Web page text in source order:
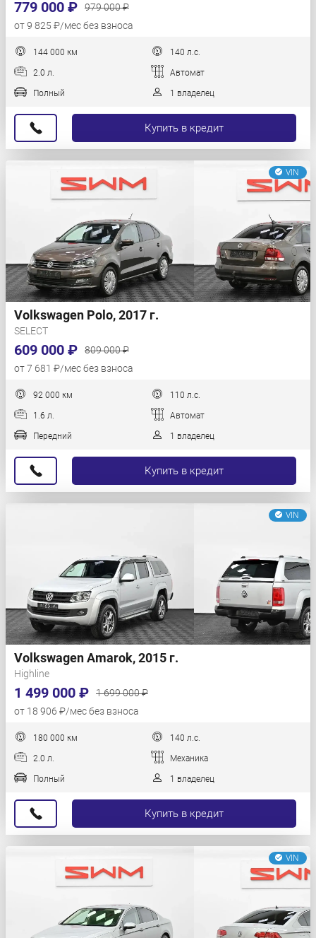
779 000 ₽
979 000 ₽
от 9 825 ₽/мес без взноса
144 000 км 140 л.с.
2.0 л. Автомат
Полный 1 владелец
Купить в кредит
VIN
Volkswagen Polo, 2017 г.
SELECT
609 000 ₽
809 000 ₽
от 7 681 ₽/мес без взноса
92 000 км 110 л.с.
1.6 л. Автомат
Передний 1 владелец
Купить в кредит
VIN
Volkswagen Amarok, 2015 г.
Highline
1 499 000 ₽
1 699 000 ₽
от 18 906 ₽/мес без взноса
180 000 км 140 л.с.
2.0 л. Механика
Полный 1 владелец
Купить в кредит
VIN